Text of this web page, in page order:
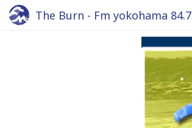
The Burn - Fm yokohama 84.7